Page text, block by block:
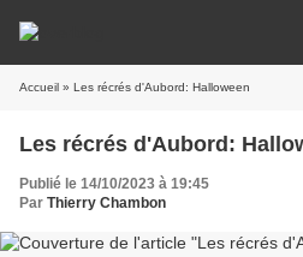
Accueil » Les récrés d'Aubord: Halloween
Les récrés d'Aubord:
Publié le 14/10/2023 à 19:45
Par Thierry Chambon